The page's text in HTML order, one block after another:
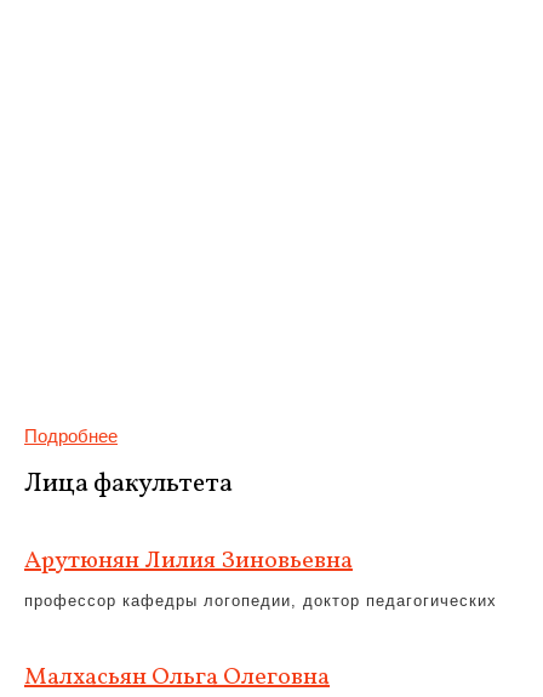
Подробнее
Лица факультета
Арутюнян Лилия Зиновьевна
профессор кафедры логопедии, доктор педагогических
Малхасьян Ольга Олеговна